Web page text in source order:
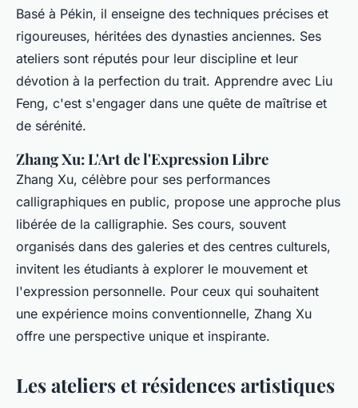
Basé à Pékin, il enseigne des techniques précises et
rigoureuses, héritées des dynasties anciennes. Ses
ateliers sont réputés pour leur discipline et leur
dévotion à la perfection du trait. Apprendre avec Liu
Feng, c'est s'engager dans une quête de maîtrise et
de sérénité.
Zhang Xu: L'Art de l'Expression Libre
Zhang Xu, célèbre pour ses performances
calligraphiques en public, propose une approche plus
libérée de la calligraphie. Ses cours, souvent
organisés dans des galeries et des centres culturels,
invitent les étudiants à explorer le mouvement et
l'expression personnelle. Pour ceux qui souhaitent
une expérience moins conventionnelle, Zhang Xu
offre une perspective unique et inspirante.
Les ateliers et résidences artistiques